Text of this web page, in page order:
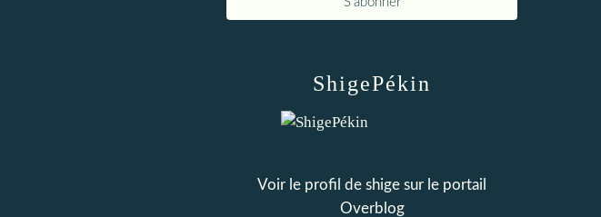
ShigePékin
Voir le profil de shige sur le portail
Overblog